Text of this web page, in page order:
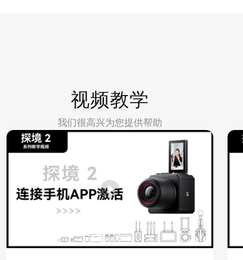
视频教学
我们很高兴为您提供帮助